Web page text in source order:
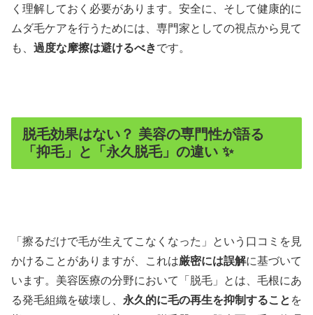
く理解しておく必要があります。安全に、そして健康的に
ムダ毛ケアを行うためには、専門家としての視点から見て
も、 過度な摩擦は避けるべきです。
脱毛効果はない？ 美容の専門性が語る
「抑毛」と「永久脱毛」の違い ✨
「擦るだけで毛が生えてこなくなった」という口コミを見
かけることがありますが、これは厳密には誤解に基づいて
います。美容医療の分野において「脱毛」とは、毛根にあ
る発毛組織を破壊し、 永久的に毛の再生を抑制すること を